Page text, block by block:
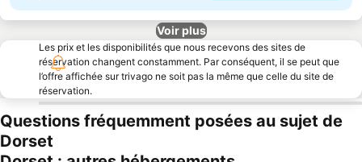
Voir plus
Les prix et les disponibilités que nous recevons des sites de
réservation changent constamment. Par conséquent, il se peut que
l’offre affichée sur trivago ne soit pas la même que celle du site de
réservation.
Questions fréquemment posées au sujet de
Dorset